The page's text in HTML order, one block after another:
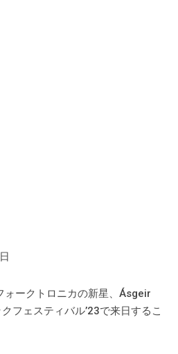
ォークトロニカの新星、Ásgeir
フェスティバル’23で来日するこ